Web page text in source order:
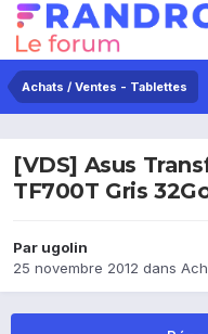
Achats / Ventes - Tablettes
[VDS] Asus
TF700T Gris
Par ugolin
25 novembre 2012 dans